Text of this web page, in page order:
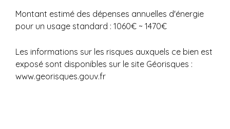
Montant estimé des dépenses annuelles d'énergie
pour un usage standard : 1060€ ~ 1470€
Les informations sur les risques auxquels ce bien est
exposé sont disponibles sur le site Géorisques :
www.georisques.gouv.fr